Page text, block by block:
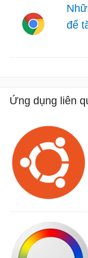
để
Ứng dụng liên